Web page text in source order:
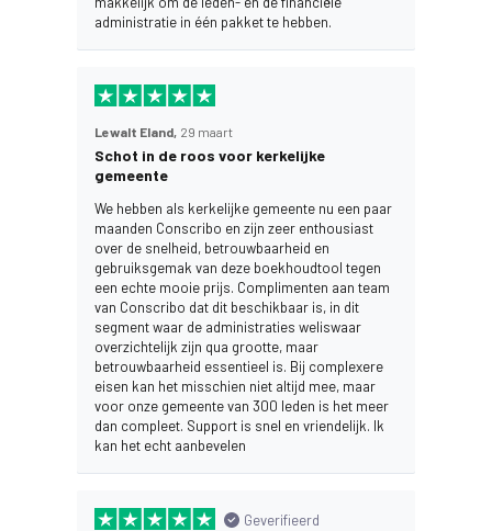
administratie in één pakket te hebben.
Lewalt Eland, 29 maart
Schot in de roos voor kerkelijke
gemeente
We hebben als kerkelijke gemeente nu een paar
maanden Conscribo en zijn zeer enthousiast
over de snelheid, betrouwbaarheid en
gebruiksgemak van deze boekhoudtool tegen
een echte mooie prijs. Complimenten aan team
van Conscribo dat dit beschikbaar is, in dit
segment waar de administraties weliswaar
overzichtelijk zijn qua grootte, maar
betrouwbaarheid essentieel is. Bij complexere
eisen kan het misschien niet altijd mee, maar
voor onze gemeente van 300 leden is het meer
dan compleet. Support is snel en vriendelijk. Ik
kan het echt aanbevelen
Geverifieerd